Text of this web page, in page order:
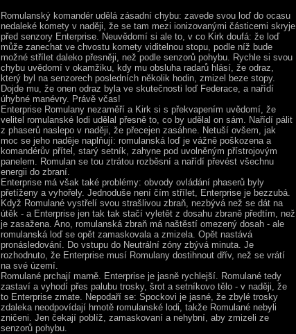
Romulanský komandér udělá zásadní chybu: zavede svou loď do ocasu
nedaleké komety v naději, že se tam mezi ionizovanými částicemi skryje
před senzory Enterprise. Neuvědomí si ale to, v co Kirk doufá: že loď
může zanechat ve chvostu komety viditelnou stopu, podle níž bude
možné střílet daleko přesněji, než podle senzorů pohybu. Rychle si svou
chybu uvědomí v okamžiku, kdy mu obsluha radarů hlásí, že odraz,
který byl na senzorech posledních několik hodin, zmizel beze stopy.
Dojde mu, že onen odraz byla ve skutečnosti loď Federace, a nařídí
úhybné manévry. Právě včas!
Enterprise Romulany nezaměří a Kirk si s překvapením uvědomí, že
velitel romulanské lodi udělal přesně to, co by udělal on sám. Nařídí pálit
z phaserů naslepo v naději, že přecejen zasáhne. Netuší ovšem, jak
moc se jeho naděje naplňují: romulanská loď je vážně poškozena a
komandérův přítel, starý setník, zahyne pod uvolněným přístrojovým
panelem. Romulan se tou ztrátou rozběsní a nařídí převést všechnu
energii do zbraní.
Enterprise má však také problémy: obvody ovládání phaserů byly
přetíženy a vyhořely. Jednoduše není čím střílet, Enterprise je bezzubá.
Když Romulané vystřelí svou strašlivou zbraň, nezbývá než se dát na
útěk - a Enterprise jen tak tak stačí vyletět z dosahu zbraně předtím, než
je zasažena. Ano, romulanská zbraň má naštěstí omezený dosah - ale
romulanská loď se opět zamaskovala a zmizela. Opět nastává
pronásledování. Do vstupu do Neutrální zóny zbývá minuta. Je
rozhodnuto, že Enterprise musí Romulany dostihnout dřív, než se vrátí
na své území.
Romulané prchají marně. Enterprise je jasně rychlejší. Romulané tedy
zastaví a vyhodí přes palubu trosky, šrot a setníkovo tělo - v naději, že
to Enterprise zmate. Nepodaří se: Spockovi je jasné, že zbylé trosky
zdaleka neodpovídají hmotě romulanské lodi, takže Romulané nebyli
zničeni. Jen čekají poblíž, zamaskovaní a nehybní, aby zmizeli ze
senzorů pohybu.